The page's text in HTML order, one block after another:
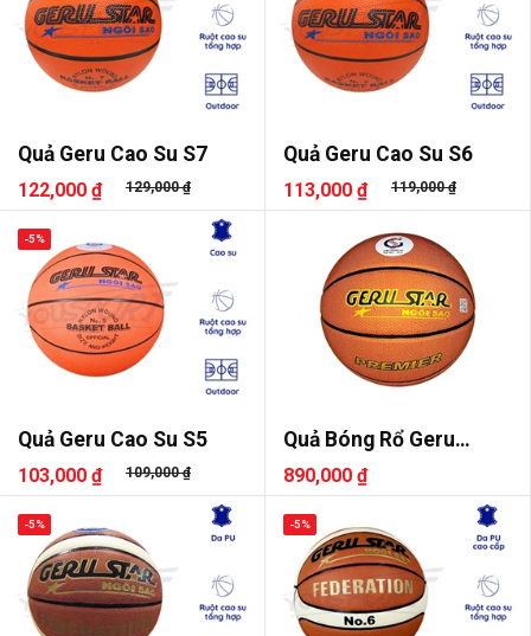
Quả Geru Cao Su S7
122,000 ₫ 129,000 ₫
Quả Geru Cao Su S6
113,000 ₫ 119,000 ₫
Quả Geru Cao Su S5
103,000 ₫ 109,000 ₫
-5%
Quả Bóng Rổ Geru
Premier 2025 S7
890,000 ₫
-5% -5%